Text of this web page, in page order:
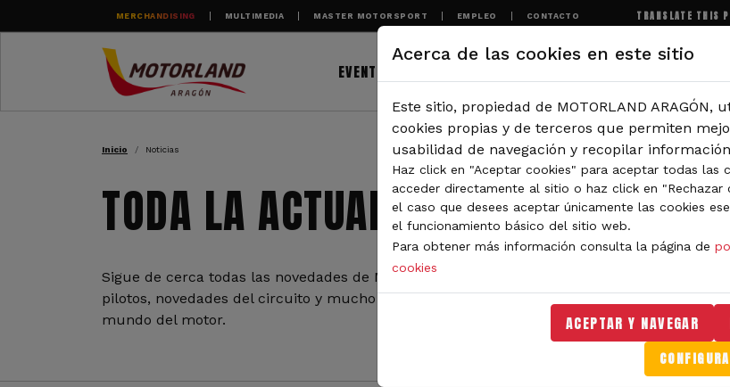
Pasar al contenido principal
MERCHANDISING MULTIMEDIA MASTER MOTORSPORT EMPLEO CONTACTO TRANSLATE THIS
EVENTOS
RUTA DE NAVEGACIÓN
Inicio Noticias
TODA LA ACTUALIDAD DE
Sigue de cerca todas las novedades de MotorLand Aragón. Aquí encontrarás noticias
pilotos, novedades del circuito y mucho más. Filtra por categoría o tipo de contenido y no
mundo del motor.
Acerca de las cookies en este sitio
Este sitio, propiedad de MOTORLAND ARAGÓN,
cookies propias y de terceros que permiten
usabilidad de navegación y recopilar
Haz click en "Aceptar cookies" para aceptar todas las
acceder directamente al sitio o haz click en "Rechazar
el caso que desees aceptar únicamente las cookies
el funcionamiento básico del sitio web.
Para obtener más información consulta la página de
cookies
ACEPTAR Y NAVEGAR